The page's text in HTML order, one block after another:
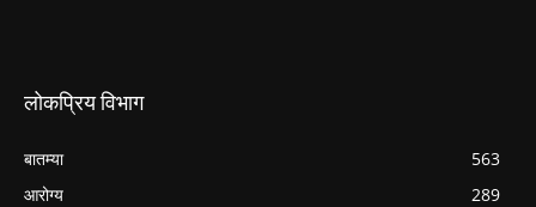
लोकप्रिय विभाग
बातम्या
563
आरोग्य
289